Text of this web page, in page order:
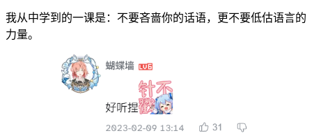
我从中学到的一课是：不要吝啬你的话语，更不要低估语言的
力量。